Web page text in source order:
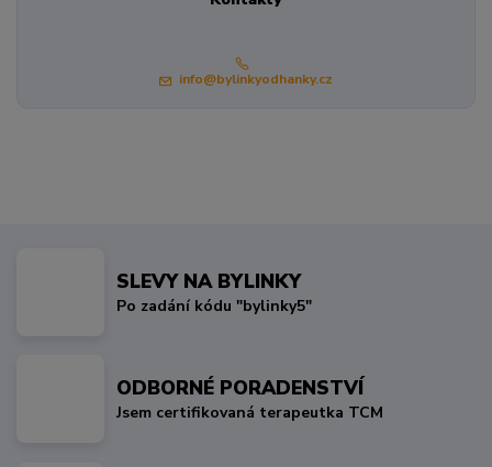
info@bylinkyodhanky.cz
SLEVY NA BYLINKY
Po zadání kódu "bylinky5"
ODBORNÉ PORADENSTVÍ
Jsem certifikovaná terapeutka TCM